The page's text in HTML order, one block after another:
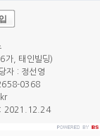
가, 태인빌딩)
자 : 정선영
0368
: 2021.12.24